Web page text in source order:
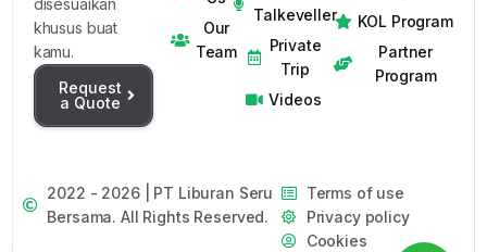
disesuaikan
khusus buat
kamu.
Request
a Quote
Our
Team
Talkeveller
Private
Trip
Videos
KOL Program
Partner
Program
2022 - 2026 | PT Liburan Seru
Bersama. All Rights Reserved.
Terms of use
Privacy policy
Cookies